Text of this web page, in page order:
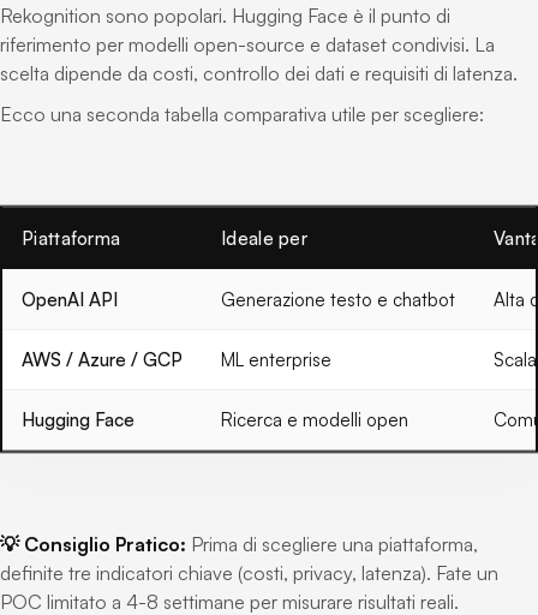
Rekognition sono popolari. Hugging Face è il punto di
riferimento per modelli open-source e dataset condivisi. La
scelta dipende da costi, controllo dei dati e requisiti di latenza.
Ecco una seconda tabella comparativa utile per scegliere:
Piattaforma Ideale per
OpenAI API Generazione testo e chatbot Alta
AWS / Azure / GCP ML enterprise
Hugging Face Ricerca e modelli open
💡 Consiglio Pratico: Prima di scegliere una piattaforma,
definite tre indicatori chiave (costi, privacy, latenza). Fate un
POC limitato a 4-8 settimane per misurare risultati reali.